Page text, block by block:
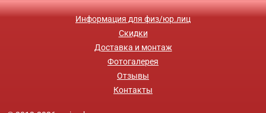
Информация для физ/юр.лиц
Скидки
Доставка и монтаж
Фотогалерея
Отзывы
Контакты